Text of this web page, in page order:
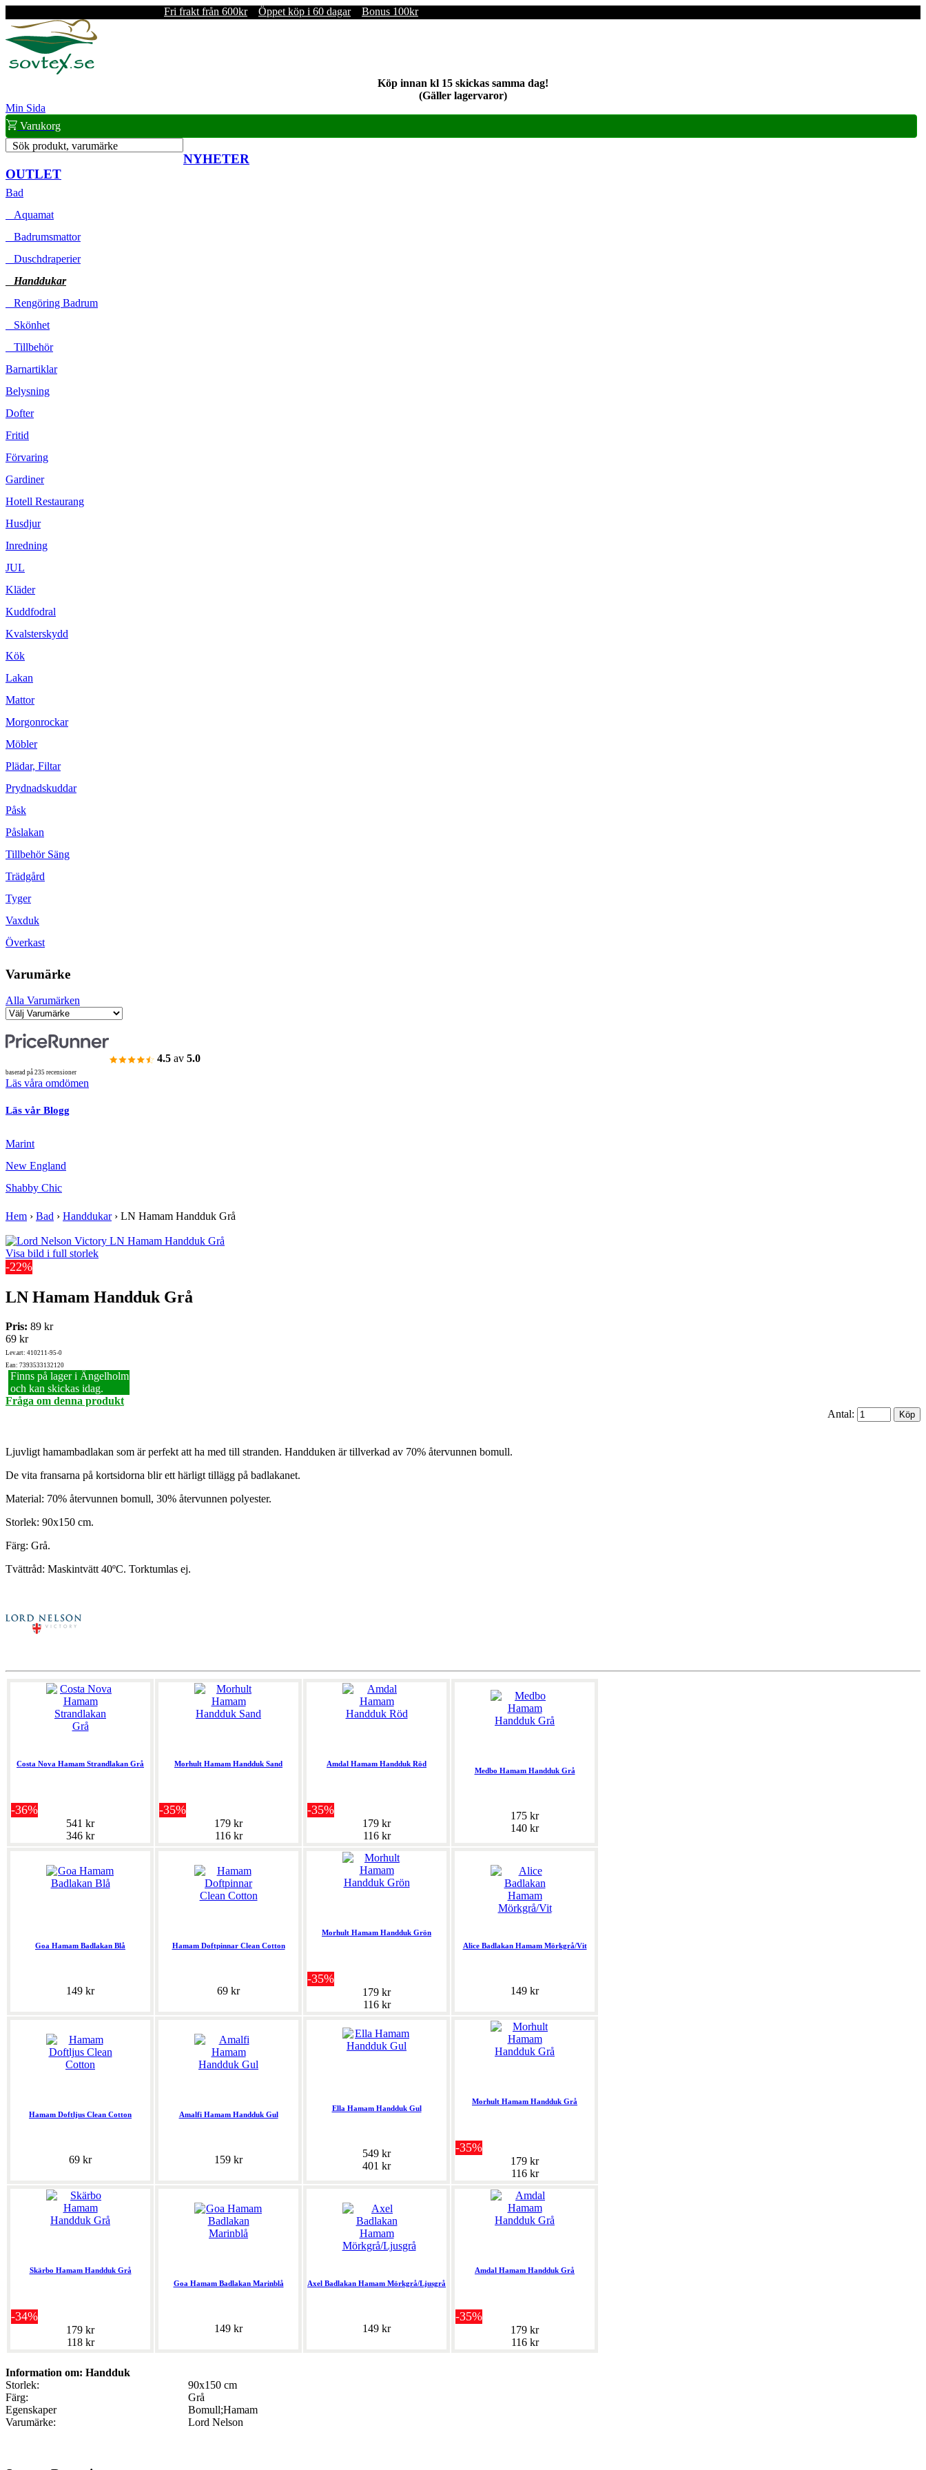
Fri frakt från 600kr Öppet köp i 60 dagar Bonus 100kr
Köp innan kl 15 skickas samma dag!
(Gäller lagervaror)
Min Sida
Varukorg
Sök produkt, varumärke
NYHETER
OUTLET
Bad
Aquamat
Badrumsmattor
Duschdraperier
Handdukar
Rengöring Badrum
Skönhet
Tillbehör
Barnartiklar
Belysning
Dofter
Fritid
Förvaring
Gardiner
Hotell Restaurang
Husdjur
Inredning
JUL
Kläder
Kuddfodral
Kvalsterskydd
Kök
Lakan
Mattor
Morgonrockar
Möbler
Plädar, Filtar
Prydnadskuddar
Påsk
Påslakan
Tillbehör Säng
Trädgård
Tyger
Vaxduk
Överkast
Varumärke
Alla Varumärken
4.5 av 5.0
baserad på 235 recensioner
Läs våra omdömen
Läs vår Blogg
Marint
New England
Shabby Chic
Hem › Bad › Handdukar› LN Hamam Handduk Grå
Visa bild i full storlek
-22%
LN Hamam Handduk Grå
Pris: 89 kr
69 kr
Lev.art: 410211-95-0
Ean: 7393533132120
Finns på lager i Ängelholm
och kan skickas idag.
Fråga om denna produkt
Antal:
Ljuvligt hamambadlakan som är perfekt att ha med till stranden. Handduken är tillverkad av 70% återvunnen bomull.
De vita fransarna på kortsidorna blir ett härligt tillägg på badlakanet.
Material: 70% återvunnen bomull, 30% återvunnen polyester.
Storlek: 90x150 cm.
Färg: Grå.
Tvättråd: Maskintvätt 40ºC. Torktumlas ej.
Costa Nova Hamam Strandlakan Grå
-36%
541 kr
346 kr
Morhult Hamam Handduk Sand
-35%
179 kr
116 kr
Amdal Hamam Handduk Röd
-35%
179 kr
116 kr
Medbo Hamam Handduk Grå
175 kr
140 kr
Goa Hamam Badlakan Blå
149 kr
Hamam Doftpinnar Clean Cotton
69 kr
Morhult Hamam Handduk Grön
-35%
179 kr
116 kr
Alice Badlakan Hamam Mörkgrå/Vit
149 kr
Hamam Doftljus Clean Cotton
69 kr
Amalfi Hamam Handduk Gul
159 kr
Ella Hamam Handduk Gul
549 kr
401 kr
Morhult Hamam Handduk Grå
-35%
179 kr
116 kr
Skärbo Hamam Handduk Grå
-34%
179 kr
118 kr
Goa Hamam Badlakan Marinblå
149 kr
Axel Badlakan Hamam Mörkgrå/Ljusgrå
149 kr
Amdal Hamam Handduk Grå
-35%
179 kr
116 kr
Information om: Handduk
Storlek:
90x150 cm
Färg:
Grå
Egenskaper
Bomull;Hamam
Varumärke:
Lord Nelson